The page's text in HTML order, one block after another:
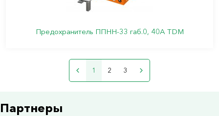
Предохранитель ППНН-33 габ.0, 40А TDM
1 2 3
Партнеры